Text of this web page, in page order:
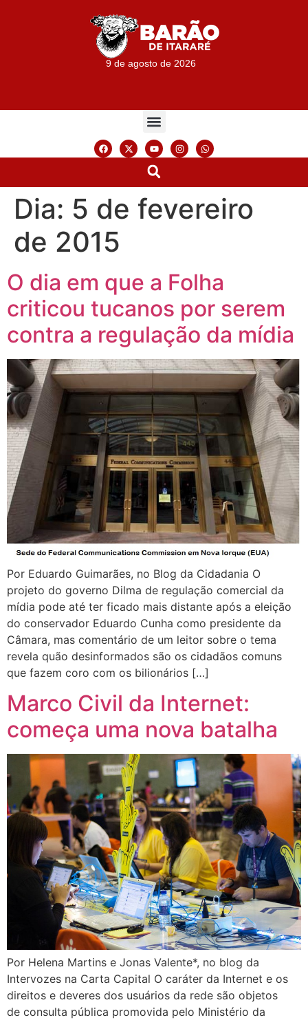
9 de agosto de 2026
Dia: 5 de fevereiro
de 2015
O dia em que a Folha
criticou tucanos por serem
contra a regulação da mídia
Por Eduardo Guimarães, no Blog da Cidadania O
projeto do governo Dilma de regulação comercial da
mídia pode até ter ficado mais distante após a eleição
do conservador Eduardo Cunha como presidente da
Câmara, mas comentário de um leitor sobre o tema
revela quão desinformados são os cidadãos comuns
que fazem coro com os bilionários […]
Marco Civil da Internet:
começa uma nova batalha
Por Helena Martins e Jonas Valente*, no blog da
Intervozes na Carta Capital O caráter da Internet e os
direitos e deveres dos usuários da rede são objetos
de consulta pública promovida pelo Ministério da